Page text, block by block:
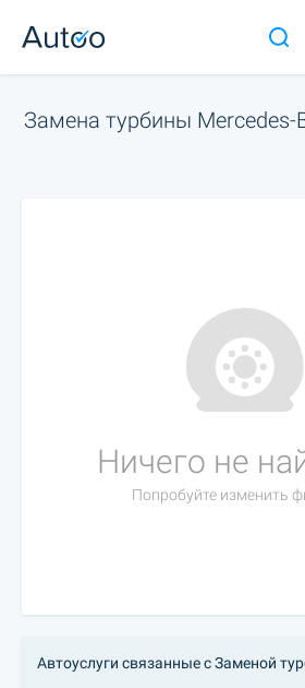
Замена турбины Mercedes-
Ничего не
Попробуйте изменить
Автоуслуги связанные с Заменой